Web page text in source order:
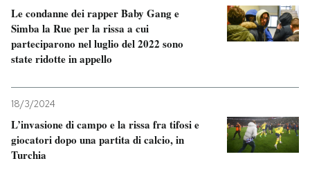
Le condanne dei rapper Baby Gang e
Simba la Rue per la rissa a cui
parteciparono nel luglio del 2022 sono
state ridotte in appello
18/3/2024
L’invasione di campo e la rissa fra tifosi e
giocatori dopo una partita di calcio, in
Turchia